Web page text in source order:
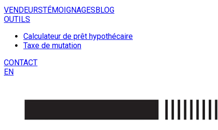
VENDEURSTÉMOIGNAGESBLOG
OUTILS
Calculateur de prêt hypothécaire
Taxe de mutation
CONTACT
EN